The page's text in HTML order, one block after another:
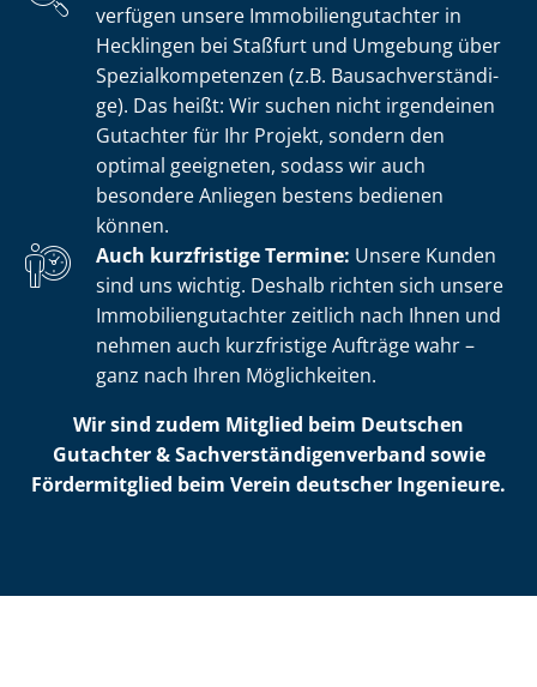
verfügen unsere Im­mo­bi­li­en­gut­ach­ter in
Hecklingen bei Staßfurt und Umgebung über
Spe­zi­al­kom­pe­ten­zen (z.B. Bau­sach­ver­stän­di­
ge). Das heißt: Wir suchen nicht irgendeinen
Gutachter für Ihr Projekt, sondern den
optimal geeigneten, sodass wir auch
besondere Anliegen bestens bedienen
können.
Auch kurzfristige Termine: Unsere Kunden
sind uns wichtig. Deshalb richten sich unsere
Im­mo­bi­li­en­gut­ach­ter zeitlich nach Ihnen und
nehmen auch kurzfristige Aufträge wahr –
ganz nach Ihren Möglichkeiten.
Wir sind zudem Mitglied beim Deutschen
Gutachter & Sach­ver­stän­di­gen­ver­band sowie
Fördermitglied beim Verein deutscher Ingenieure.